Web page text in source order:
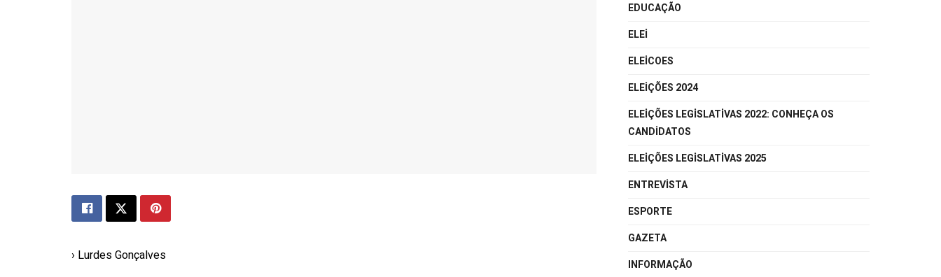
› Lurdes Gonçalves
EDUCAÇÃO
ELEI
ELEICOES
ELEIÇÕES 2024
ELEIÇÕES LEGISLATIVAS 2022: CONHEÇA OS
CANDIDATOS
ELEIÇÕES LEGISLATIVAS 2025
ENTREVISTA
ESPORTE
GAZETA
INFORMAÇÃO